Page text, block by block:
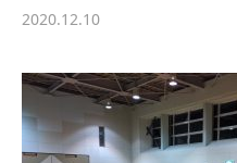
2020.12.10